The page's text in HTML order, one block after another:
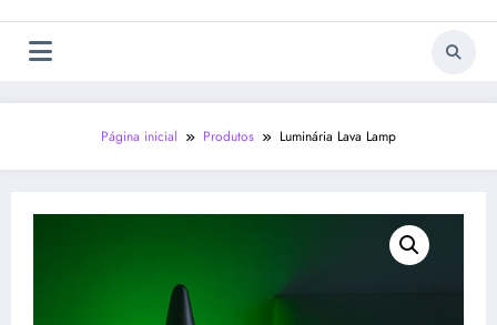
Página inicial Produtos Luminária Lava Lamp